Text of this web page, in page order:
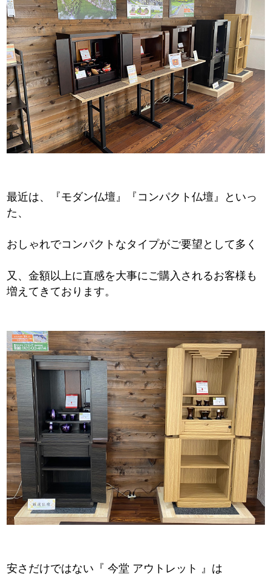
最近は、『モダン仏壇』『コンパクト仏壇』といっ
た、
おしゃれでコンパクトなタイプがご要望として多く
又、金額以上に直感を大事にご購入されるお客様も
増えてきております。
安さだけではない『 今堂 アウトレット 』は